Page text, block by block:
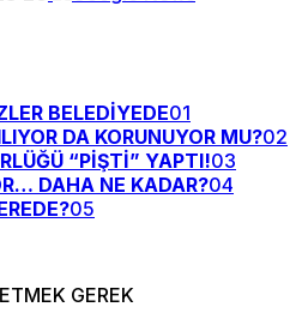
BELEDİYEDE01
DA KORUNUYOR MU?02
“PİŞTİ” YAPTI!03
DAHA NE KADAR?04
05